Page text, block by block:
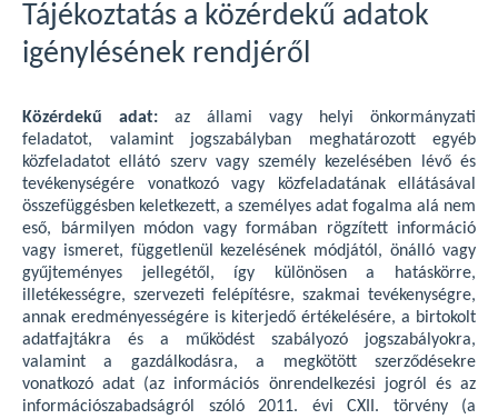
Tájékoztatás a közérdekű adatok
igénylésének rendjéről
Közérdekű adat: az állami vagy helyi önkormányzati
feladatot, valamint jogszabályban meghatározott egyéb
közfeladatot ellátó szerv vagy személy kezelésében lévő és
tevékenységére vonatkozó vagy közfeladatának ellátásával
összefüggésben keletkezett, a személyes adat fogalma alá nem
eső, bármilyen módon vagy formában rögzített információ
vagy ismeret, függetlenül kezelésének módjától, önálló vagy
gyűjteményes jellegétől, így különösen a hatáskörre,
illetékességre, szervezeti felépítésre, szakmai tevékenységre,
annak eredményességére is kiterjedő értékelésére, a birtokolt
adatfajtákra és a működést szabályozó jogszabályokra,
valamint a gazdálkodásra, a megkötött szerződésekre
vonatkozó adat (az információs önrendelkezési jogról és az
információszabadságról szóló 2011. évi CXII. törvény (a